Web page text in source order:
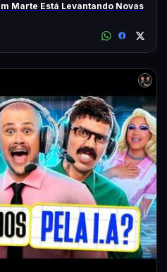
Marte Está Levantando Novas